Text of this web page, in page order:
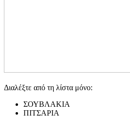
Διαλέξτε από τη λίστα μόνο:
ΣΟΥΒΛΑΚΙΑ
ΠΙΤΣΑΡΙΑ